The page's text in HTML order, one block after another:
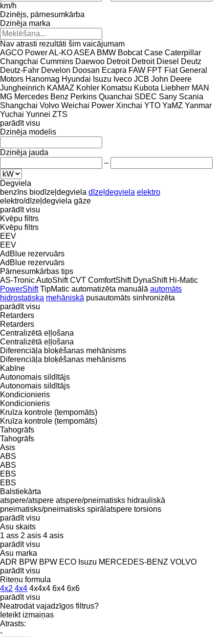
km/h
Dzinējs, pārnesumkārba
Dzinēja marka
Nav atrasti rezultāti šim vaicājumam
AGCO PowerAL-KOASEA BMW Bobcat Case Caterpillar
Changchai Cummins Daewoo Detroit Detroit Diesel Deutz
Deutz-Fahr Develon Doosan Ecapra FAW FPT Fiat General
Motors Hanomag Hyundai Isuzu Iveco JCB John Deere
Jungheinrich KAMAZ Kohler Komatsu Kubota Liebherr MAN
MG Mercedes Benz Perkins Quanchai SDEC Sany Scania
Shangchai Volvo Weichai Power Xinchai YTO YaMZ Yanmar
Yuchai Yunnei ZTS
parādīt visu
Dzinēja modelis
Dzinēja jauda
–
Degviela
benzīns biodīzeļdegviela dīzeļdegviela elektro
elektro/dīzeļdegviela gāze
parādīt visu
Kvēpu filtrs
Kvēpu filtrs
EEV
EEV
AdBlue rezervuārs
AdBlue rezervuārs
Pārnesumkārbas tips
AS-TronicAutoShift CVT ComfortShift DynaShift Hi-Matic
PowerShift TipMatic automatizēta manuālā automāts
hidrostatiska mehāniskā pusautomāts sinhronizēta
parādīt visu
Retarders
Retarders
Centralizētā eļļošana
Centralizētā eļļošana
Diferenciāļa bloķēšanas mehānisms
Diferenciāļa bloķēšanas mehānisms
Kabīne
Autonomais sildītājs
Autonomais sildītājs
Kondicionieris
Kondicionieris
Kruīza kontrole (tempomāts)
Kruīza kontrole (tempomāts)
Tahogrāfs
Tahogrāfs
Asis
ABS
ABS
EBS
EBS
Balstiekārta
atspere/atspere atspere/pneimatisks hidrauliskā
pneimatisks/pneimatisks spirālatspere torsions
parādīt visu
Asu skaits
1 ass 2 asis 4 asis
parādīt visu
Asu marka
ADR BPW BPW ECO Isuzu MERCEDES-BENZ VOLVO
parādīt visu
Riteņu formula
4x2 4x4 4x4x4 6x4 6x6
parādīt visu
Neatrodat vajadzīgos filtrus?
Ieteikt izmaiņas
Atrasts:
-